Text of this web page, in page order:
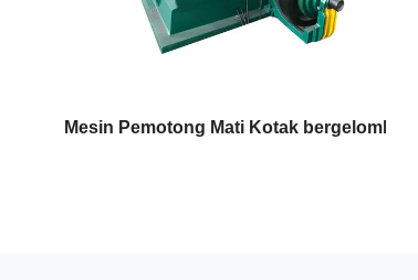
Mesin Pemotong Mati Kotak bergelombang